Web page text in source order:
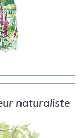
naturaliste